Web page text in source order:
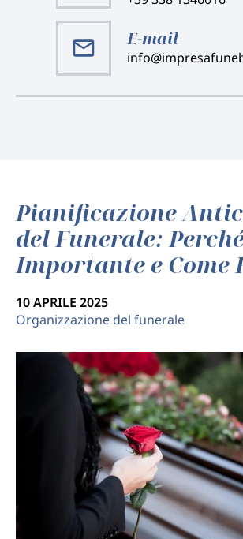
E-mail
Pianificazione
del Funerale:
Importante e Come
10 APRILE 2025
Organizzazione del funerale